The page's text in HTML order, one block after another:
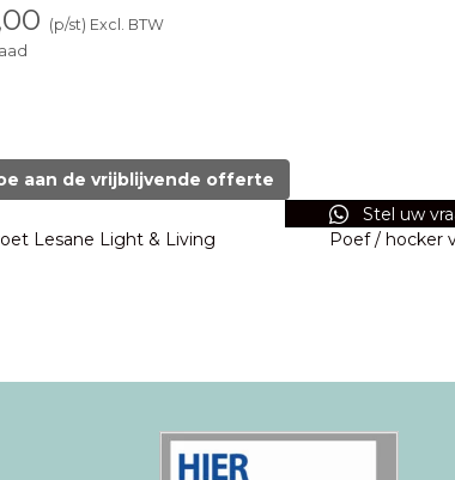
(p/st) Excl. BTW
aan de vrijblijvende offerte
Stel uw
Lesane Light & Living Poef / hocker